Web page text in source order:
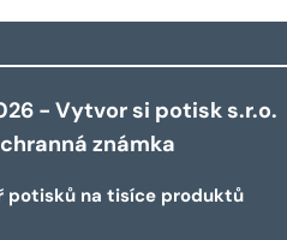
- Vytvor si potisk s.r.o.
známka
potisků na tisíce produktů